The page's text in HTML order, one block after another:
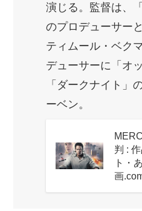
演じる。監督は、
のプロデューサー
ティムール・ベク
デューサーに「オ
「ダークナイト」
ーベン。
判 :
ト・
画